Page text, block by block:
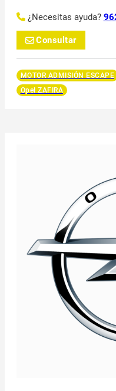
¿Necesitas ayuda?
Consultar
MOTOR ADMISIÓN ESCAPE
Opel ZAFIRA